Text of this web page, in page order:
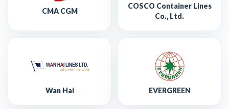
CMA CGM
COSCO Container Lines
Co., Ltd.
Wan Hai EVERGREEN